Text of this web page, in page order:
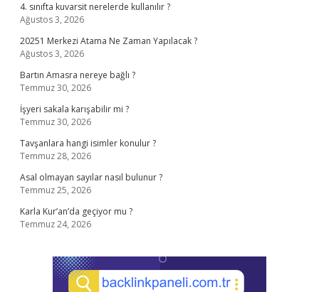
4. sınıfta kuvarsit nerelerde kullanılır ?
Ağustos 3, 2026
20251 Merkezi Atama Ne Zaman Yapılacak ?
Ağustos 3, 2026
Bartın Amasra nereye bağlı ?
Temmuz 30, 2026
İşyeri sakala karışabilir mi ?
Temmuz 30, 2026
Tavşanlara hangi isimler konulur ?
Temmuz 28, 2026
Asal olmayan sayılar nasıl bulunur ?
Temmuz 25, 2026
Karla Kur’an’da geçiyor mu ?
Temmuz 24, 2026